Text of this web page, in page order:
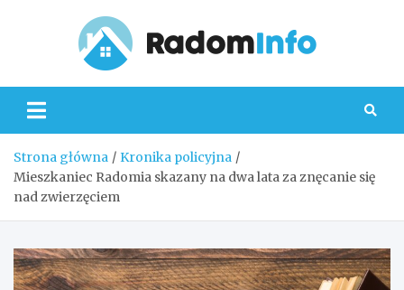
Strona główna
Kronika policyjna
Mieszkaniec Radomia skazany na dwa lata za znęcanie się
nad zwierzęciem